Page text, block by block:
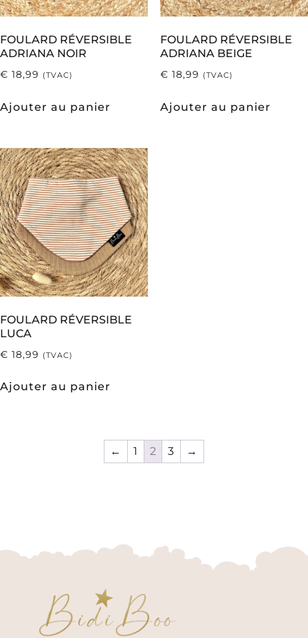
FOULARD RÉVERSIBLE
ADRIANA NOIR
€ 18,99 (TVAC)
Ajouter au panier
FOULARD RÉVERSIBLE
ADRIANA BEIGE
€ 18,99 (TVAC)
Ajouter au panier
FOULARD RÉVERSIBLE
LUCA
€ 18,99 (TVAC)
Ajouter au panier
← 1 2 3 →